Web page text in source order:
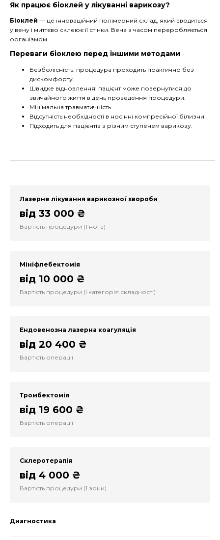
Як працює біоклей у лікуванні варикозу?
Біоклей — це інноваційний полімерний склад, який вводиться
у вену і миттєво склеює її стінки. Вена з часом переробляється
організмом.
Переваги біоклею перед іншими методами
Безболісність: процедура проходить практично без
дискомфорту.
Швидке відновлення: пацієнт може повернутися до
звичайного життя в день проведення процедури.
Мінімальна травматичність.
Відсутність необхідності в носінні компресійної білизни.
Підходить для пацієнтів з різним ступенем варикозу.
Лазерне лікування варикозної хвороби
від 33 000 ₴
Вартість процедури (1 нога)
Мініфлебектомія
від 10 000 ₴
Вартість процедури (I категорія складності)
Ендовенозна лазерна коагуляція
від 20 400 ₴
Вартість операції
Тромбектомія
від 19 600 ₴
Вартість операції
Склеротерапія
від 4 000 ₴
Вартість процедури (1 зони)
Диагностика